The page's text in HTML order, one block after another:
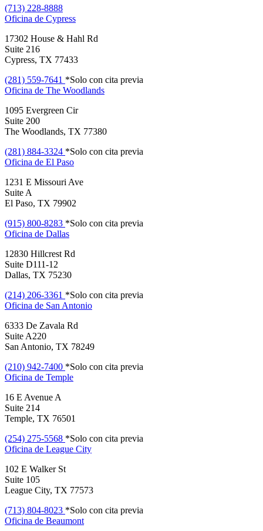
(713) 228-8888
Oficina de Cypress
17302 House & Hahl Rd
Suite 216
Cypress, TX 77433
(281) 559-7641 *Solo con cita previa
Oficina de The Woodlands
1095 Evergreen Cir
Suite 200
The Woodlands, TX 77380
(281) 884-3324 *Solo con cita previa
Oficina de El Paso
1231 E Missouri Ave
Suite A
El Paso, TX 79902
(915) 800-8283 *Solo con cita previa
Oficina de Dallas
12830 Hillcrest Rd
Suite D111-12
Dallas, TX 75230
(214) 206-3361 *Solo con cita previa
Oficina de San Antonio
6333 De Zavala Rd
Suite A220
San Antonio, TX 78249
(210) 942-7400 *Solo con cita previa
Oficina de Temple
16 E Avenue A
Suite 214
Temple, TX 76501
(254) 275-5568 *Solo con cita previa
Oficina de League City
102 E Walker St
Suite 105
League City, TX 77573
(713) 804-8023 *Solo con cita previa
Oficina de Beaumont